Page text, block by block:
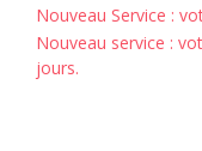
Nouveau Service :
Nouveau service :
jours.